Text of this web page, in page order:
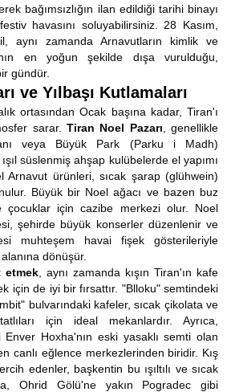
bağımsızlığın ilan edildiği tarihi binayı
havasını soluyabilirsiniz. 28 Kasım,
aynı zamanda Arnavutların kimlik ve
en yoğun şekilde dışa vurulduğu,
gündür.
ve Yılbaşı Kutlamaları
ortasından Ocak başına kadar, Tiran'ı
sarar. Tiran Noel Pazarı , genellikle
veya Büyük Park (Parku i Madh)
süslenmiş ahşap kulübelerde el yapımı
Arnavut ürünleri, sıcak şarap (glühwein)
Büyük bir Noel ağacı ve bazen buz
çocuklar için cazibe merkezi olur. Noel
şehirde büyük konserler düzenlenir ve
muhteşem havai fişek gösterileriyle
dönüşür.
etmek , aynı zamanda kışın Tiran'ın kafe
için de iyi bir fırsattır. "Blloku" semtindeki
bulvarındaki kafeler, sıcak çikolata ve
için ideal mekanlardır. Ayrıca,
Hoxha'nın eski yasaklı semti olan
canlı eğlence merkezlerinden biridir. Kış
edenler, başkentin bu ışıltılı ve sıcak
Ohrid Gölü'ne yakın Pogradec gibi